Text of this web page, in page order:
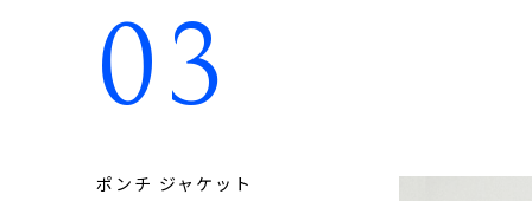
03
ポンチ ジャケット